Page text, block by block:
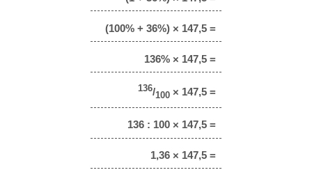
(100% + 36%) × 147,5 =
136% × 147,5 =
136/100 × 147,5 =
136 : 100 × 147,5 =
1,36 × 147,5 =